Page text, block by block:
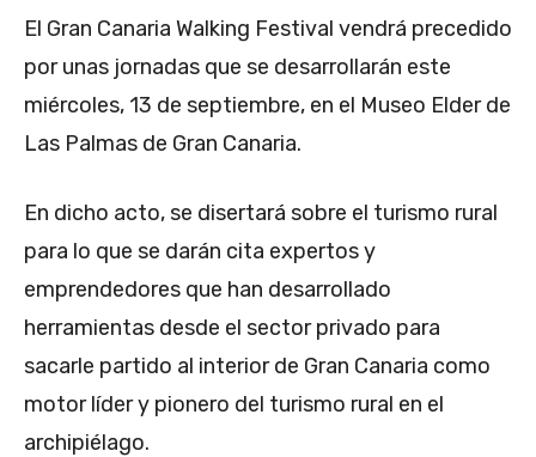
El Gran Canaria Walking Festival vendrá precedido
por unas jornadas que se desarrollarán este
miércoles, 13 de septiembre, en el Museo Elder de
Las Palmas de Gran Canaria.
En dicho acto, se disertará sobre el turismo rural
para lo que se darán cita expertos y
emprendedores que han desarrollado
herramientas desde el sector privado para
sacarle partido al interior de Gran Canaria como
motor líder y pionero del turismo rural en el
archipiélago.